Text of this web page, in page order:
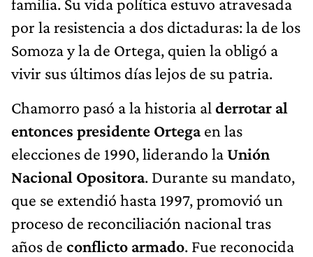
familia. Su vida política estuvo atravesada
por la resistencia a dos dictaduras: la de los
Somoza y la de Ortega, quien la obligó a
vivir sus últimos días lejos de su patria.
Chamorro pasó a la historia al derrotar al
entonces presidente Ortegaen las
elecciones de 1990, liderando laUnión
Nacional Opositora. Durante su mandato,
que se extendió hasta 1997, promovió un
proceso de reconciliación nacional tras
años de conflicto armado. Fue reconocida